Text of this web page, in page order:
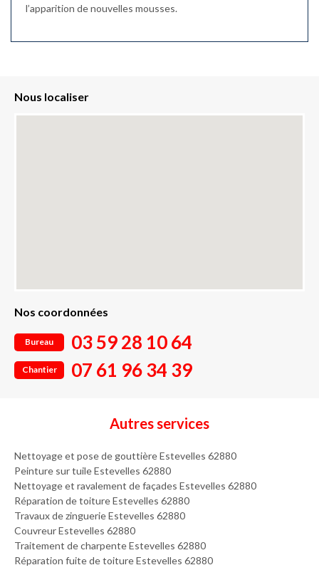
l’apparition de nouvelles mousses.
Nous localiser
Nos coordonnées
Bureau 03 59 28 10 64
Chantier 07 61 96 34 39
Autres services
Nettoyage et pose de gouttière Estevelles 62880
Peinture sur tuile Estevelles 62880
Nettoyage et ravalement de façades Estevelles 62880
Réparation de toiture Estevelles 62880
Travaux de zinguerie Estevelles 62880
Couvreur Estevelles 62880
Traitement de charpente Estevelles 62880
Réparation fuite de toiture Estevelles 62880